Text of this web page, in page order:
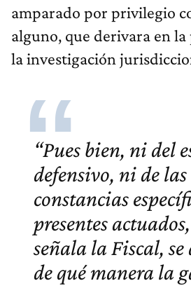
amparado por privilegio
alguno, que derivara en la
la investigación
“Pues bien, ni del
defensivo, ni de las
constancias
presentes
señala la Fiscal, se
de qué manera la